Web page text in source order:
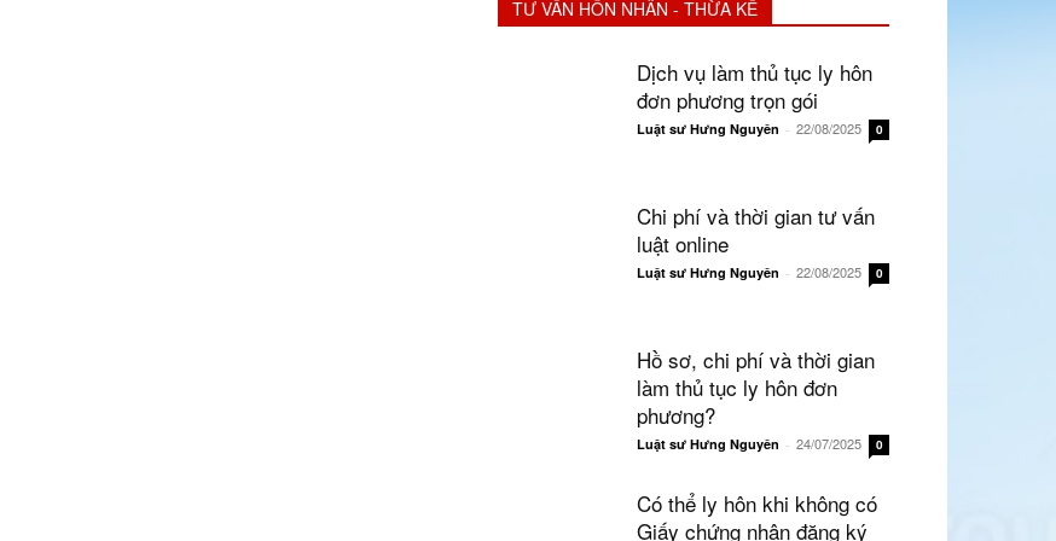
TƯ VẤN HÔN NHÂN - THỪA KẾ
Dịch vụ làm thủ tục ly hôn
đơn phương trọn gói
Luật sư Hưng Nguyên - 22/08/2025 0
Chi phí và thời gian tư vấn
luật online
Luật sư Hưng Nguyên - 22/08/2025 0
Hồ sơ, chi phí và thời gian
làm thủ tục ly hôn đơn
phương?
Luật sư Hưng Nguyên - 24/07/2025 0
Có thể ly hôn khi không có
Giấy chứng nhận đăng ký